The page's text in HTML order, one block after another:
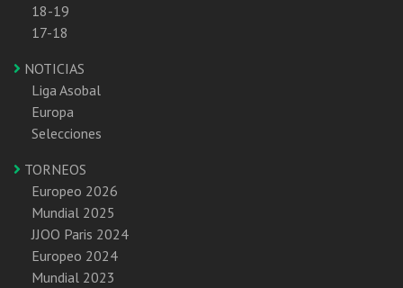
18-19
17-18
NOTICIAS
Liga Asobal
Europa
Selecciones
TORNEOS
Europeo 2026
Mundial 2025
JJOO Paris 2024
Europeo 2024
Mundial 2023